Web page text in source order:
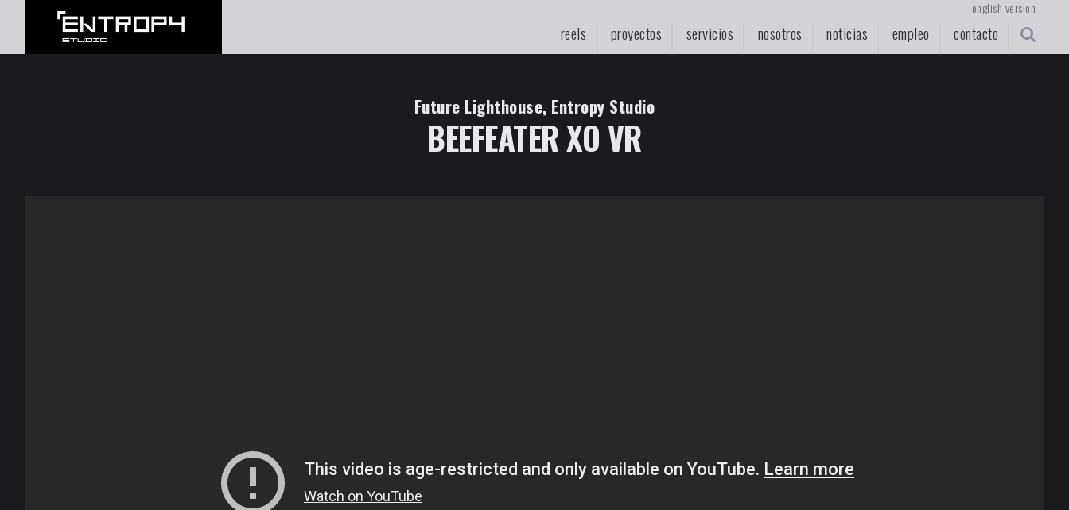
english version
reels proyectos servicios nosotros noticias empleo contacto
Future Lighthouse, Entropy Studio
BEEFEATER XO VR